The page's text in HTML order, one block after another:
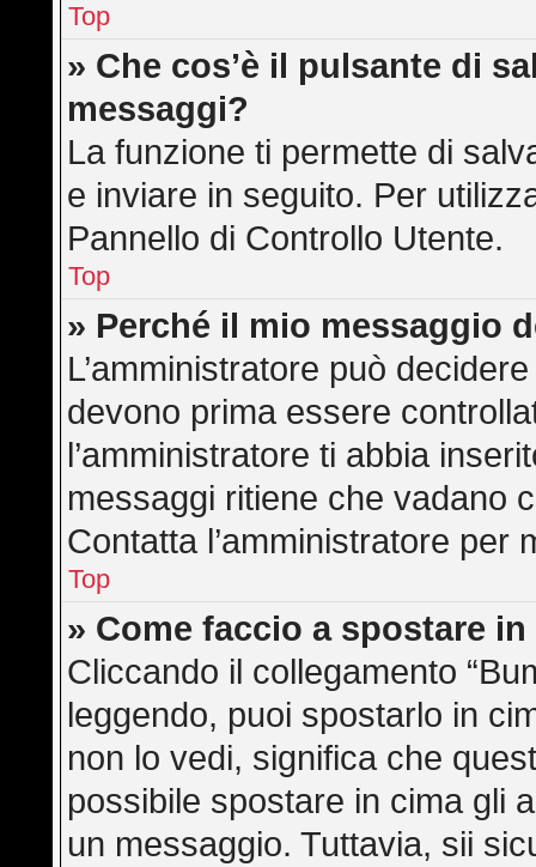
Top
» Che cos’è il pulsante di
messaggi?
La funzione ti permette di
e inviare in seguito. Per
Pannello di Controllo Utente.
Top
» Perché il mio messaggio
L’amministratore può
devono prima essere
l’amministratore ti abbia
messaggi ritiene che vadano
Contatta l’amministratore per
Top
» Come faccio a spostare
Cliccando il collegamento
leggendo, puoi spostarlo in
non lo vedi, significa che
possibile spostare in cima gli
un messaggio. Tuttavia, sii